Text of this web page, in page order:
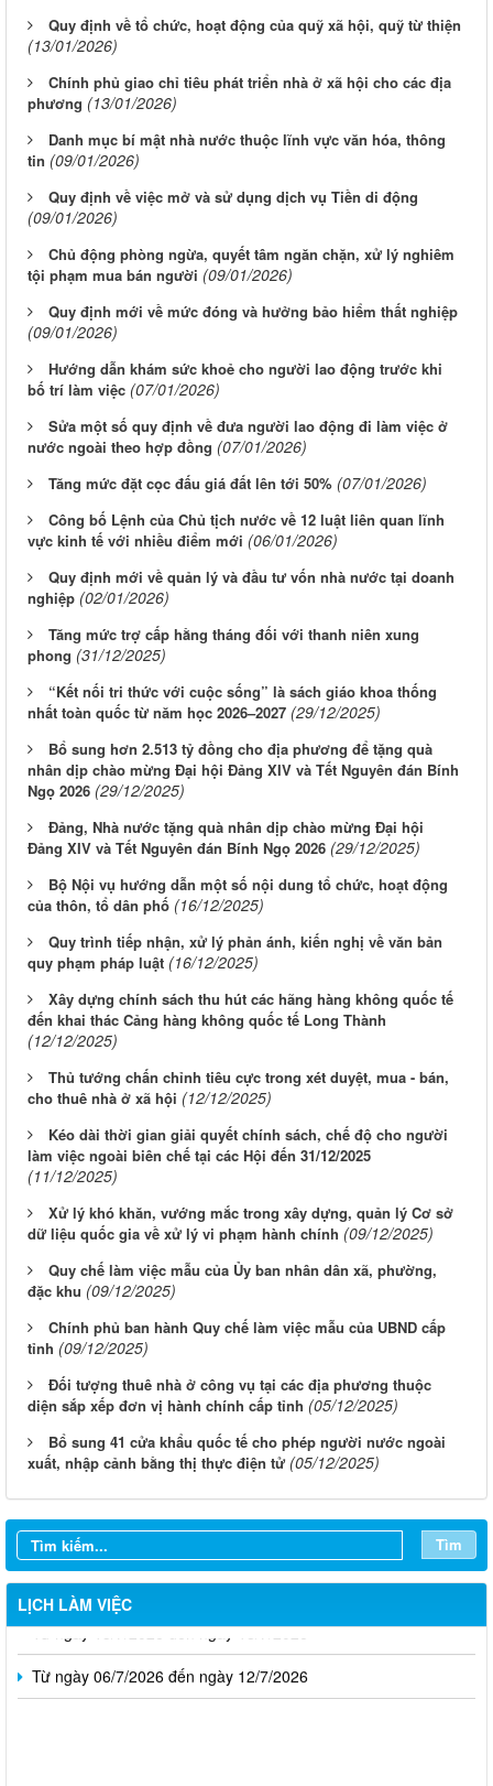
Quy định về tổ chức, hoạt động của quỹ xã hội, quỹ từ thiện
(13/01/2026)
Chính phủ giao chỉ tiêu phát triển nhà ở xã hội cho các địa
phương (13/01/2026)
Danh mục bí mật nhà nước thuộc lĩnh vực văn hóa, thông
tin (09/01/2026)
Quy định về việc mở và sử dụng dịch vụ Tiền di động
(09/01/2026)
Chủ động phòng ngừa, quyết tâm ngăn chặn, xử lý nghiêm
tội phạm mua bán người (09/01/2026)
Quy định mới về mức đóng và hưởng bảo hiểm thất nghiệp
(09/01/2026)
Hướng dẫn khám sức khoẻ cho người lao động trước khi
bố trí làm việc (07/01/2026)
Sửa một số quy định về đưa người lao động đi làm việc ở
nước ngoài theo hợp đồng (07/01/2026)
Tăng mức đặt cọc đấu giá đất lên tới 50% (07/01/2026)
Công bố Lệnh của Chủ tịch nước về 12 luật liên quan lĩnh
vực kinh tế với nhiều điểm mới (06/01/2026)
Quy định mới về quản lý và đầu tư vốn nhà nước tại doanh
nghiệp (02/01/2026)
Tăng mức trợ cấp hằng tháng đối với thanh niên xung
phong (31/12/2025)
“Kết nối tri thức với cuộc sống” là sách giáo khoa thống
nhất toàn quốc từ năm học 2026–2027 (29/12/2025)
Bổ sung hơn 2.513 tỷ đồng cho địa phương để tặng quà
nhân dịp chào mừng Đại hội Đảng XIV và Tết Nguyên đán Bính
Ngọ 2026 (29/12/2025)
Đảng, Nhà nước tặng quà nhân dịp chào mừng Đại hội
Đảng XIV và Tết Nguyên đán Bính Ngọ 2026 (29/12/2025)
Bộ Nội vụ hướng dẫn một số nội dung tổ chức, hoạt động
của thôn, tổ dân phố (16/12/2025)
Quy trình tiếp nhận, xử lý phản ánh, kiến nghị về văn bản
quy phạm pháp luật (16/12/2025)
Xây dựng chính sách thu hút các hãng hàng không quốc tế
đến khai thác Cảng hàng không quốc tế Long Thành
(12/12/2025)
Thủ tướng chấn chỉnh tiêu cực trong xét duyệt, mua - bán,
cho thuê nhà ở xã hội (12/12/2025)
Kéo dài thời gian giải quyết chính sách, chế độ cho người
làm việc ngoài biên chế tại các Hội đến 31/12/2025
(11/12/2025)
Xử lý khó khăn, vướng mắc trong xây dựng, quản lý Cơ sở
dữ liệu quốc gia về xử lý vi phạm hành chính (09/12/2025)
Quy chế làm việc mẫu của Ủy ban nhân dân xã, phường,
đặc khu (09/12/2025)
Chính phủ ban hành Quy chế làm việc mẫu của UBND cấp
tỉnh (09/12/2025)
Đối tượng thuê nhà ở công vụ tại các địa phương thuộc
diện sắp xếp đơn vị hành chính cấp tỉnh (05/12/2025)
Bổ sung 41 cửa khẩu quốc tế cho phép người nước ngoài
xuất, nhập cảnh bằng thị thực điện tử (05/12/2025)
Tìm
LỊCH LÀM VIỆC
Từ ngày 03/8/2026 đến ngày 09/8/2026
Từ ngày 27/7/2026 đến ngày 02/8/2026
Từ ngày 20/7/2026 đến ngày 26/7/2026
Từ ngày 13/7/2026 đến ngày 18/7/2026
Từ ngày 06/7/2026 đến ngày 12/7/2026